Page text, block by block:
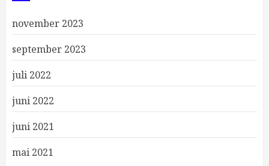
november 2023
september 2023
juli 2022
juni 2022
juni 2021
mai 2021